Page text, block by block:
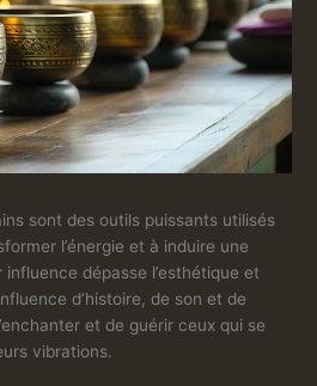
sont des outils puissants utilisés
l’énergie et à induire une
influence dépasse l’esthétique et
d’histoire, de son et de
et de guérir ceux qui se
vibrations.